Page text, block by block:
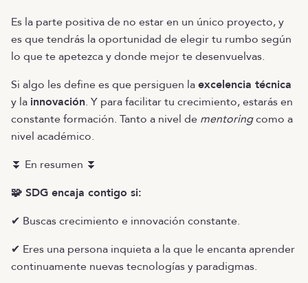
Es la parte positiva de no estar en un único proyecto, y
es que tendrás la oportunidad de elegir tu rumbo según
lo que te apetezca y donde mejor te desenvuelvas.
Si algo les define es que persiguen laexcelencia técnica
y la innovación. Y para facilitar tu crecimiento, estarás en
constante formación. Tanto a nivel de mentoringcomo a
nivel académico.
⏬ En resumen ⏬
🧩 SDG encaja contigo si:
✔ Buscas crecimiento e innovación constante.
✔ Eres una persona inquieta a la que le encanta aprender
continuamente nuevas tecnologías y paradigmas.